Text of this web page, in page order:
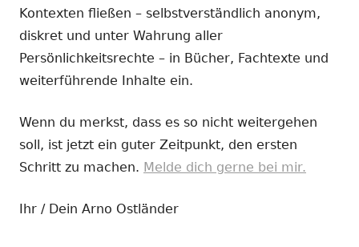
Fenster
öffnen
Kontexten fließen – selbstverständlich anonym,
diskret und unter Wahrung aller
Persönlichkeitsrechte – in Bücher, Fachtexte und
weiterführende Inhalte ein.
Wenn du merkst, dass es so nicht weitergehen
soll, ist jetzt ein guter Zeitpunkt, den ersten
Schritt zu machen. Melde dich gerne bei mir.
Ihr / Dein Arno Ostländer